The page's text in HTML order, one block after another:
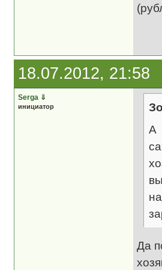
18.07.2012, 21:58
Serga ⇓
инициатор
А
Да